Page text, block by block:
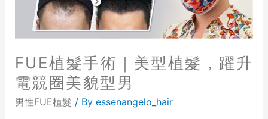
FUE植髮手術｜美型植髮，躍升
電競圈美貌型男
男性FUE植髮 / By essenangelo_hair